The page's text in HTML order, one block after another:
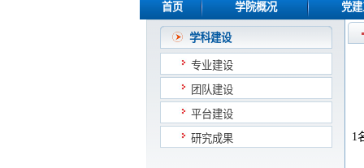
首页 学院概况 党
学科建设
专业建设
团队建设
平台建设
研究成果
1